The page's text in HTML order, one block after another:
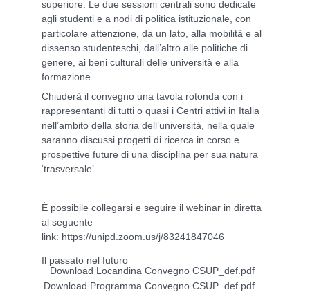
superiore. Le due sessioni centrali sono dedicate
agli studenti e a nodi di politica istituzionale, con
particolare attenzione, da un lato, alla mobilità e al
dissenso studenteschi, dall’altro alle politiche di
genere, ai beni culturali delle università e alla
formazione.
Chiuderà il convegno una tavola rotonda con i
rappresentanti di tutti o quasi i Centri attivi in Italia
nell’ambito della storia dell’università, nella quale
saranno discussi progetti di ricerca in corso e
prospettive future di una disciplina per sua natura
‘trasversale’.
È possibile collegarsi e seguire il webinar in diretta
al seguente
link: https://unipd.zoom.us/j/83241847046
Il passato nel futuro
Download Locandina Convegno CSUP_def.pdf
Download Programma Convegno CSUP_def.pdf